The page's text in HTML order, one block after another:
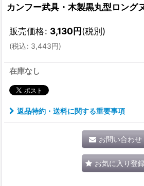
カンフー武具・木製黒丸型ロング
販売価格: 3,130円(税別)
(税込: 3,443円)
在庫なし
返品特約・送料に関する重要事項
お問い合わせ
お気に入り登